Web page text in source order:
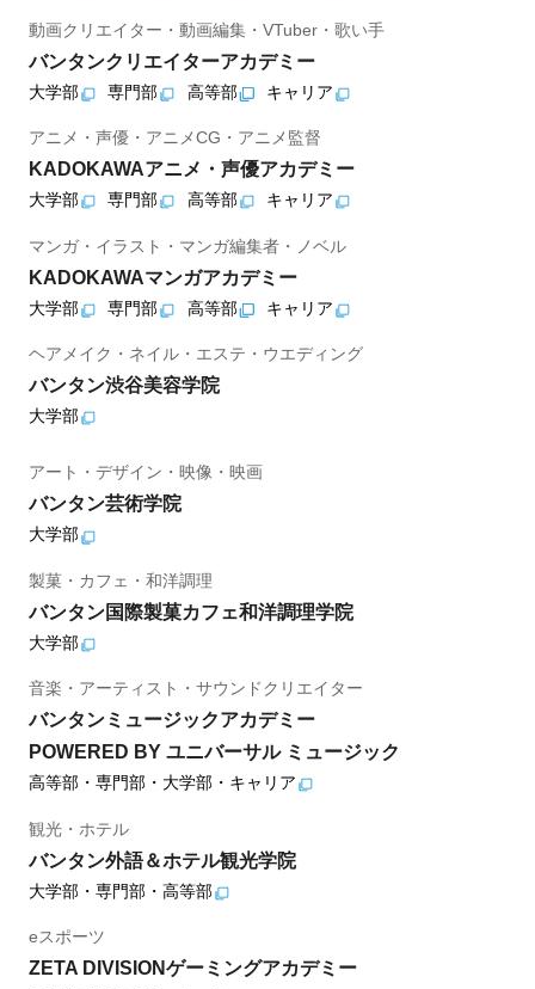
動画クリエイター・動画編集・VTuber・歌い手
バンタンクリエイターアカデミー
大学部 専門部 高等部 キャリア
アニメ・声優・アニメCG・アニメ監督
KADOKAWAアニメ・声優アカデミー
大学部 専門部 高等部 キャリア
マンガ・イラスト・マンガ編集者・ノベル
KADOKAWAマンガアカデミー
大学部 専門部 高等部 キャリア
ヘアメイク・ネイル・エステ・ウエディング
バンタン渋谷美容学院
大学部
アート・デザイン・映像・映画
バンタン芸術学院
大学部
製菓・カフェ・和洋調理
バンタン国際製菓カフェ和洋調理学院
大学部
音楽・アーティスト・サウンドクリエイター
バンタンミュージックアカデミー
POWERED BY ユニバーサル ミュージック
高等部・専門部・大学部・キャリア
観光・ホテル
バンタン外語＆ホテル観光学院
大学部・専門部・高等部
eスポーツ
ZETA DIVISIONゲーミングアカデミー